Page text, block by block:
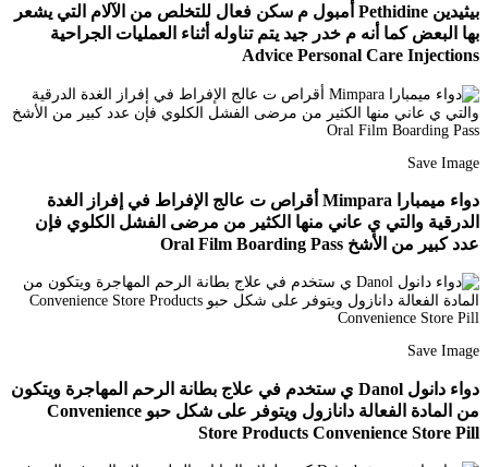
بيثيدين Pethidine أمبول م سكن فعال للتخلص من الآلام التي يشعر
بها البعض كما أنه م خدر جيد يتم تناوله أثناء العمليات الجراحية
Advice Personal Care Injections
Save Image
دواء ميمبارا Mimpara أقراص ت عالج الإفراط في إفراز الغدة
الدرقية والتي ي عاني منها الكثير من مرضى الفشل الكلوي فإن
عدد كبير من الأشخ Oral Film Boarding Pass
Save Image
دواء دانول Danol ي ستخدم في علاج بطانة الرحم المهاجرة ويتكون
من المادة الفعالة دانازول ويتوفر على شكل حبو Convenience
Store Products Convenience Store Pill